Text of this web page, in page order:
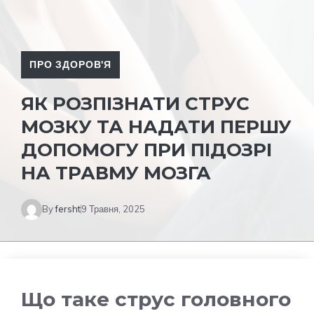
ПРО ЗДОРОВ'Я
ЯК РОЗПІЗНАТИ СТРУС
МОЗКУ ТА НАДАТИ ПЕРШУ
ДОПОМОГУ ПРИ ПІДОЗРІ
НА ТРАВМУ МОЗГА
Byfersht9 Травня, 2025
Що таке струс головного